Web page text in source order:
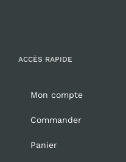
ACCÈS RAPIDE
Mon compte
Commander
Panier